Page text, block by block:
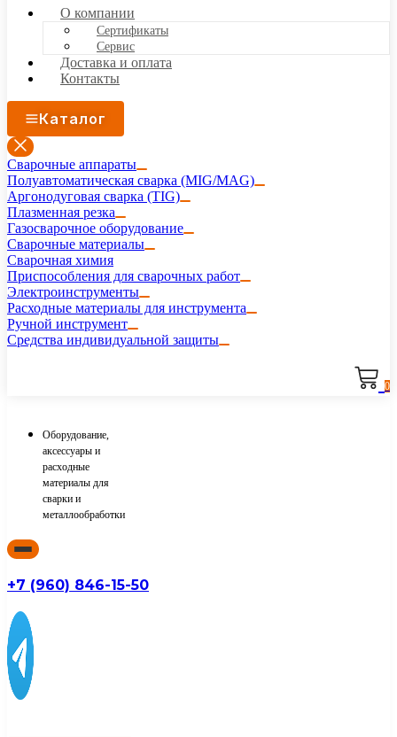
О компании
Сертификаты
Сервис
Доставка и оплата
Контакты
Каталог
Сварочные аппараты
Полуавтоматическая сварка (MIG/MAG)
Аргонодуговая сварка (TIG)
Плазменная резка
Газосварочное оборудование
Сварочные материалы
Сварочная химия
Приспособления для сварочных работ
Электроинструменты
Расходные материалы для инструмента
Ручной инструмент
Средства индивидуальной защиты
0
Оборудование,
аксессуары и
расходные
материалы для
сварки и
металлообработки
+7 (960) 846-15-50